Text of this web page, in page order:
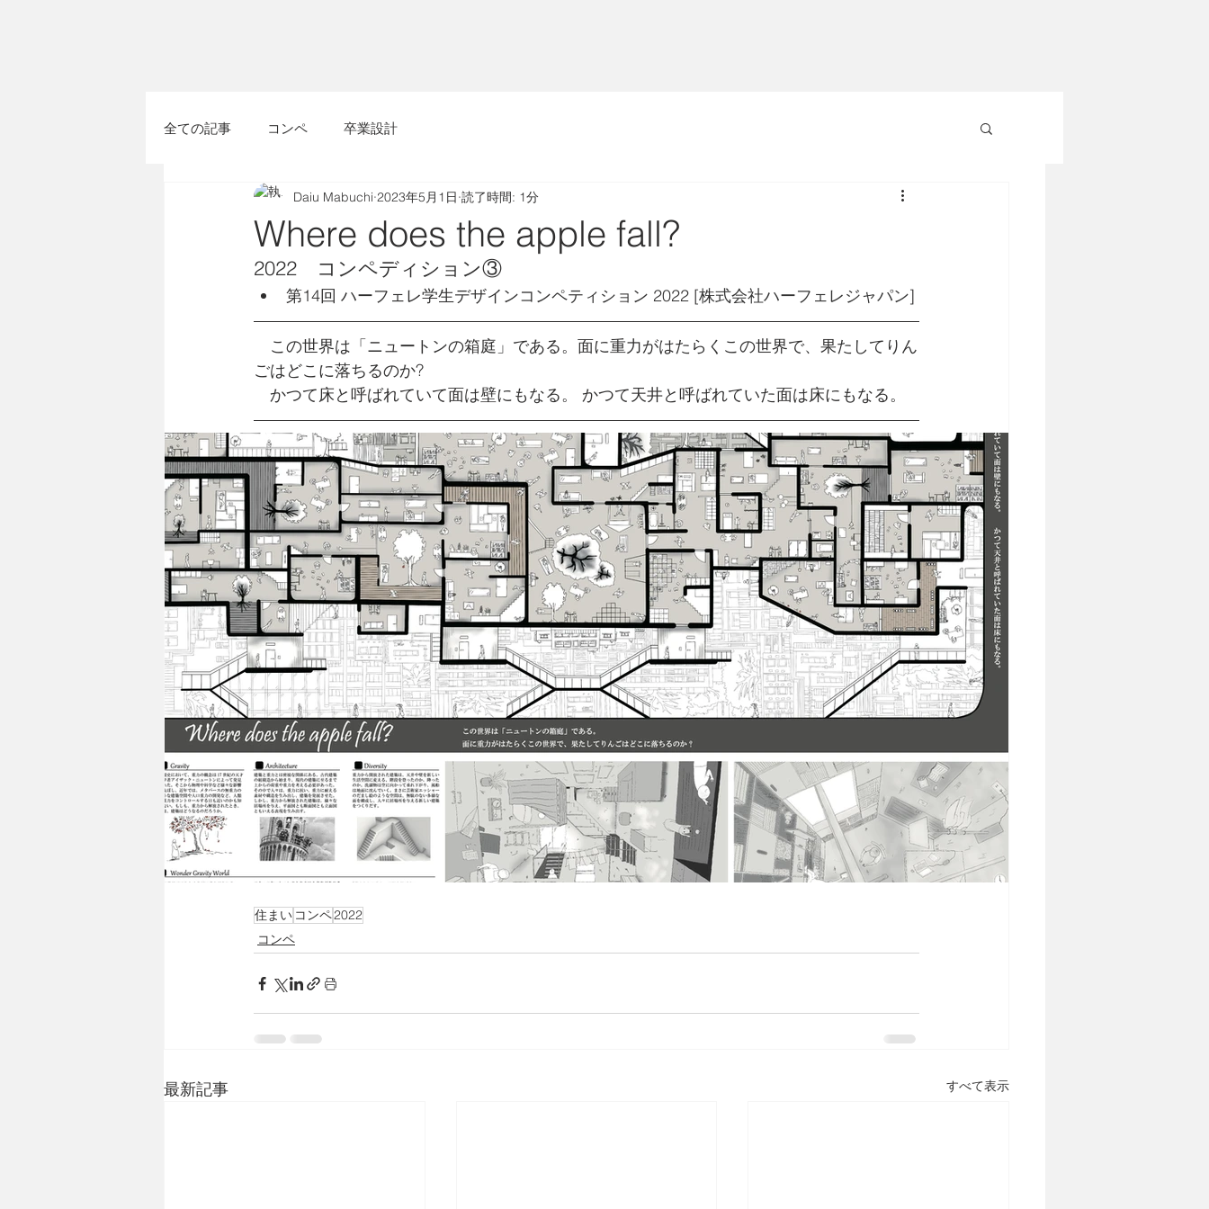
全ての記事 コンペ 卒業設計
Where does the apple fall?
Daiu Mabuchi 2023年5月1日 読了時間: 1分
2022　コンペディション③
第14回 ハーフェレ学生デザインコンペティション 2022 [株式会社ハーフェレジャパン]
この世界は「ニュートンの箱庭」である。面に重力がはたらくこの世界で、果たしてりん
ごはどこに落ちるのか?
かつて床と呼ばれていて面は壁にもなる。 かつて天井と呼ばれていた面は床にもなる。
住まい コンペ2022
コンペ
最新記事 すべて表示